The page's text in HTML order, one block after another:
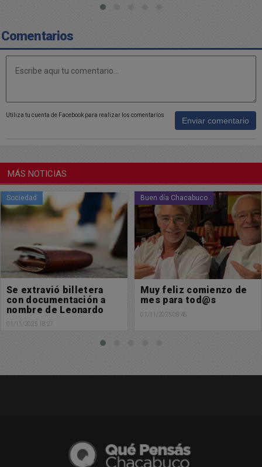
Comentarios
Utiliza tu cuenta de Facebook para realizar los comentarios
Enviar comentario
MÁS NOTICIAS
Buen día Chacabuco
Muy feliz comienzo de
mes para tod@s
01/11/2025 08:45
Sociedad
Se extravió billetera
con documentación a
nombre de Alexis
Crivelli